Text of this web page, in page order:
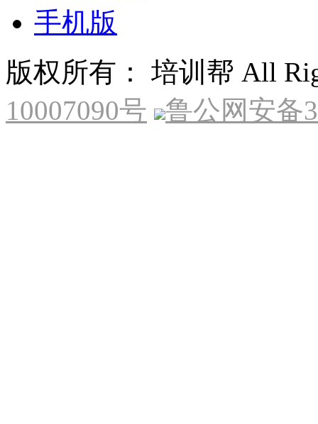
手机版
版权所有： 培训帮 All
10007090号
鲁公网安备